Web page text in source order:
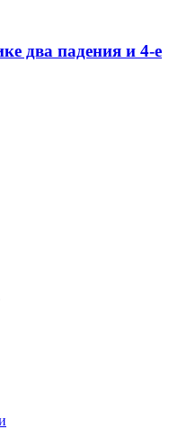
два падения и 4-е